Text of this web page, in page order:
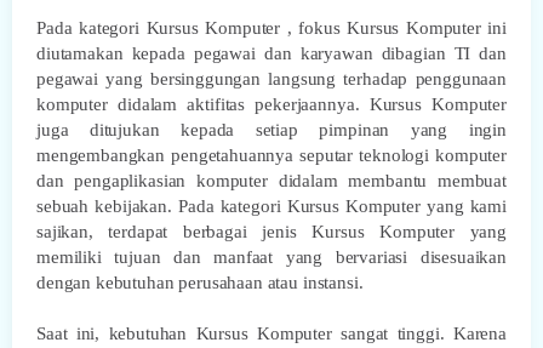
Pada kategori Kursus Komputer , fokus Kursus Komputer ini
diutamakan kepada pegawai dan karyawan dibagian TI dan
pegawai yang bersinggungan langsung terhadap penggunaan
komputer didalam aktifitas pekerjaannya. Kursus Komputer
juga ditujukan kepada setiap pimpinan yang ingin
mengembangkan pengetahuannya seputar teknologi komputer
dan pengaplikasian komputer didalam membantu membuat
sebuah kebijakan. Pada kategori Kursus Komputer yang kami
sajikan, terdapat berbagai jenis Kursus Komputer yang
memiliki tujuan dan manfaat yang bervariasi disesuaikan
dengan kebutuhan perusahaan atau instansi.
Saat ini, kebutuhan Kursus Komputer sangat tinggi. Karena